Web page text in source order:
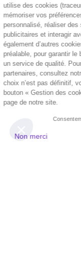
utilise des cookies
mémoriser vos
personnalisé, réaliser
publicitaires et interagir
également d’autres
préalable, pour garantir
un service de qualité.
partenaires, consultez
choix n’est pas
bouton « Gestion des
page de notre site.
Non merci